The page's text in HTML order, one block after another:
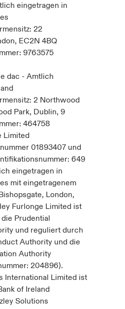
eingetragen in
22
EC2N 4BQ
9763575
dac - Amtlich
2 Northwood
Park, Dublin, 9
464758
Limited
01893407 und
649
eingetragen in
mit eingetragenem
London,
Furlonge Limited ist
Prudential
und reguliert durch
Authority und die
Authority
204896).
International Limited ist
of Ireland
Solutions